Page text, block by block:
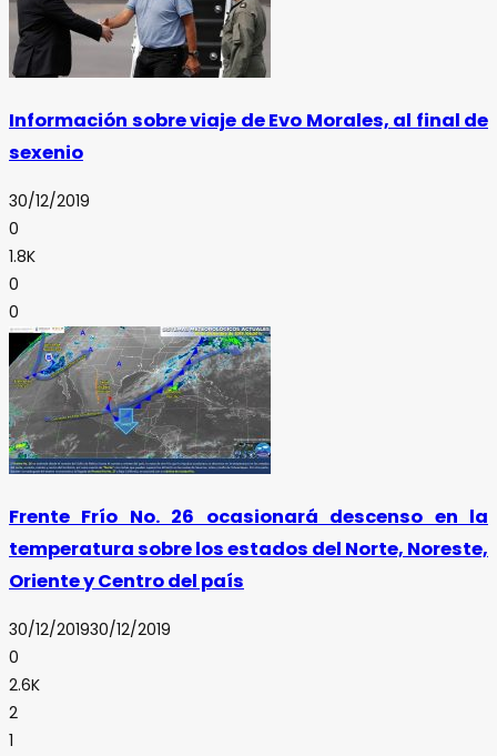
Información sobre viaje de Evo Morales, al final de
sexenio
30/12/2019
0
1.8K
0
0
Frente Frío No. 26 ocasionará descenso en la
temperatura sobre los estados del Norte, Noreste,
Oriente y Centro del país
30/12/201930/12/2019
0
2.6K
2
1